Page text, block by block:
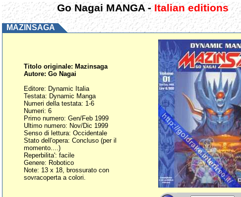
Go Nagai MANGA -Italian editions
MAZINSAGA
Titolo originale: Mazinsaga
Autore: Go Nagai
Editore: Dynamic Italia
Testata: Dynamic Manga
Numeri della testata: 1-6
Numeri: 6
Primo numero: Gen/Feb 1999
Ultimo numero: Nov/Dic 1999
Senso di lettura: Occidentale
Stato dell'opera: Concluso (per il
momento....)
Reperbilita': facile
Genere: Robotico
Note: 13 x 18, brossurato con
sovracoperta a colori.